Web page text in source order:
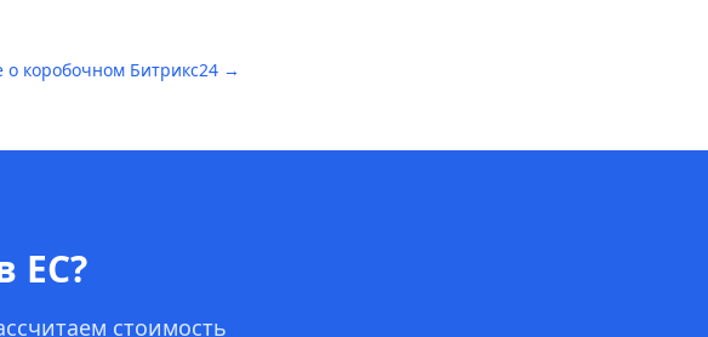
о коробочном Битрикс24 →
ЕС?
стоимость